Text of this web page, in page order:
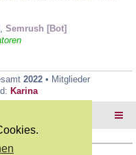
, Semrush [Bot]
2022 • Mitglieder
Karina